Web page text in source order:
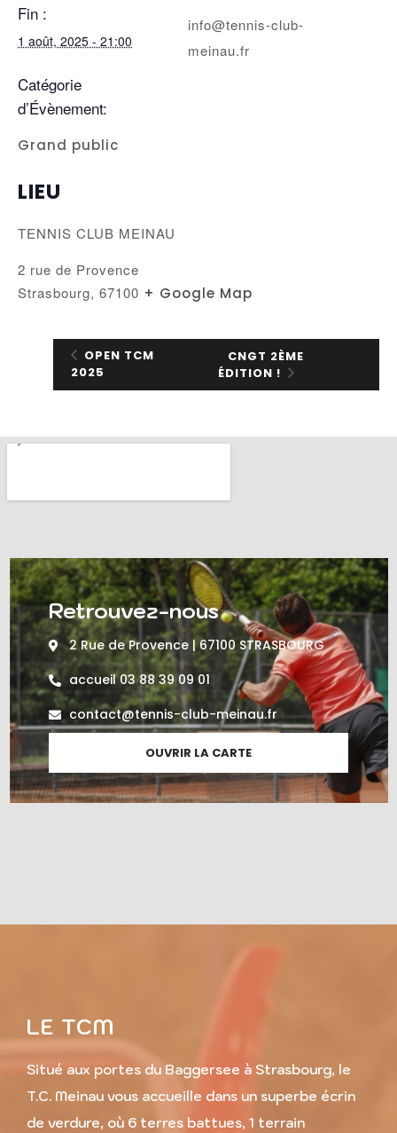
Fin :
1 août, 2025 - 21:00
Catégorie
d’Évènement:
Grand public
LIEU
TENNIS CLUB MEINAU
2 rue de Provence
Strasbourg, 67100 + Google Map
info@tennis-club-
meinau.fr
OPEN TCM
2025
CNGT 2ÈME
ÉDITION !
Retrouvez-nous
2 Rue de Provence | 67100 STRASBOURG
accueil 03 88 39 09 01
contact@tennis-club-meinau.fr
OUVRIR LA CARTE
LE TCM
Situé aux portes du Baggersee à Strasbourg, le
T.C. Meinau vous accueille dans un superbe écrin
de verdure, où 6 terres battues, 1 terrain